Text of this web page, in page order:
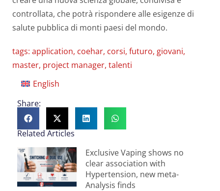
controllata, che potrà rispondere alle esigenze di
salute pubblica di monti paesi del mondo.
tags: application, coehar, corsi, futuro, giovani,
master, project manager, talenti
English
Share:
Related Articles
Exclusive Vaping shows no
clear association with
Hypertension, new meta-
Analysis finds